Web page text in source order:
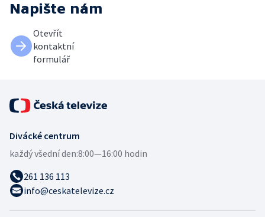
Napište nám
Otevřít
kontaktní
formulář
Divácké centrum
každý všední den:8:00—16:00 hodin
261 136 113
info@ceskatelevize.cz